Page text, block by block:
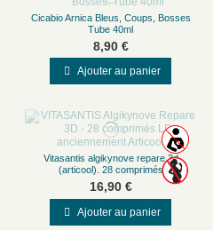
Cicabio Arnica Bleus, Coups, Bosses
Tube 40ml
8,90 €
Ajouter au panier
Vitasantis algikynove repare 3d
(articool). 28 comprimés
16,90 €
Ajouter au panier